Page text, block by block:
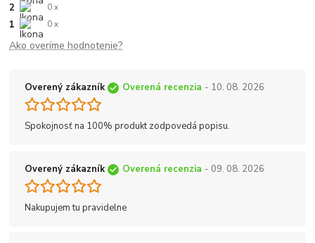
2 0 x
1 0 x
Ako overíme hodnotenie?
Overený zákazník Overená recenzia - 10. 08. 2026
Spokojnosť na 100% produkt zodpovedá popisu.
Overený zákazník Overená recenzia - 09. 08. 2026
Nakupujem tu pravidelne